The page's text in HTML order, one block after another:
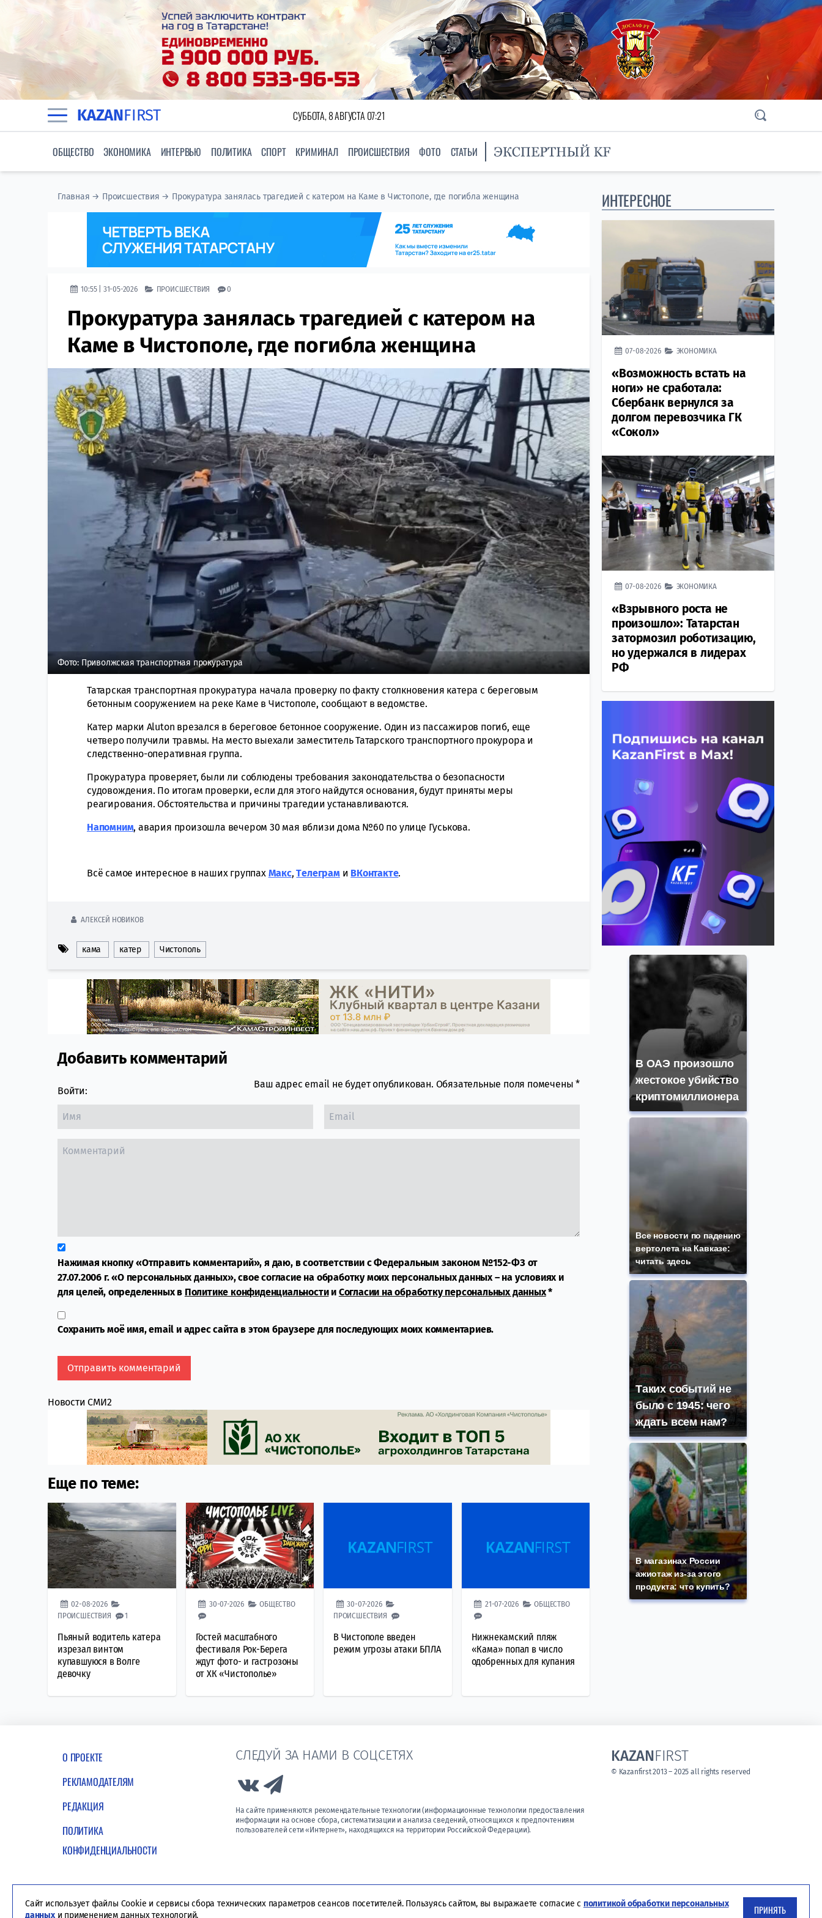
KAZANFIRST СУББОТА, 8 АВГУСТА 07:21
ОБЩЕСТВО ЭКОНОМИКА ИНТЕРВЬЮ ПОЛИТИКА СПОРТ КРИМИНАЛ ПРОИСШЕСТВИЯ ФОТО СТАТЬИ
Главная → Происшествия → Прокуратура занялась трагедией с катером на Каме в Чистополе, где погибла женщина
10:55 | 31-05-2026 ПРОИСШЕСТВИЯ 0
Прокуратура занялась трагедией с катером на
Каме в Чистополе, где погибла женщина
Фото: Приволжская транспортная прокуратура
Татарская транспортная прокуратура начала проверку по факту столкновения катера с береговым
бетонным сооружением на реке Каме в Чистополе, сообщают в ведомстве.
Катер марки Aluton врезался в береговое бетонное сооружение. Один из пассажиров погиб, еще
четверо получили травмы. На место выехали заместитель Татарского транспортного прокурора и
следственно-оперативная группа.
Прокуратура проверяет, были ли соблюдены требования законодательства о безопасности
судовождения. По итогам проверки, если для этого найдутся основания, будут приняты меры
реагирования. Обстоятельства и причины трагедии устанавливаются.
Напомним, авария произошла вечером 30 мая вблизи дома №60 по улице Гуськова.
Всё самое интересное в наших группах Макс,Tелеграми ВКонтакте.
АЛЕКСЕЙ НОВИКОВ
кама катер Чистополь
Comment section
Добавить комментарий
Войти:
Ваш адрес email не будет опубликован. Обязательные поля помечены*
Нажимая кнопку «Отправить комментарий», я даю, в соответствии с Федеральным законом №152-ФЗ от
27.07.2006 г. «О персональных данных», свое согласие на обработку моих персональных данных – на условиях и
для целей, определенных в Политике конфиденциальностии Согласии на обработку персональных данных*
Сохранить моё имя, email и адрес сайта в этом браузере для последующих моих комментариев.
Новости СМИ2
Еще по теме:
02-08-2026
ПРОИСШЕСТВИЯ
1
Пьяный водитель катера
изрезал винтом
купавшуюся в Волге
девочку
30-07-2026 ОБЩЕСТВО
Гостей масштабного
фестиваля Рок-Берега
ждут фото- и гастрозоны
от ХК «Чистополье»
30-07-2026
ПРОИСШЕСТВИЯ
В Чистополе введен
режим угрозы атаки БПЛА
21-07-2026 ОБЩЕСТВО
Нижнекамский пляж
«Кама» попал в число
одобренных для купания
ИНТЕРЕСНОЕ
07-08-2026 ЭКОНОМИКА
«Возможность встать на
ноги» не сработала:
Сбербанк вернулся за
долгом перевозчика ГК
«Сокол»
07-08-2026 ЭКОНОМИКА
«Взрывного роста не
произошло»: Татарстан
затормозил роботизацию,
но удержался в лидерах
РФ
В ОАЭ произошло
жестокое убийство
криптомиллионера
Все новости по падению
вертолета на Кавказе:
читать здесь
Таких событий не
было с 1945: чего
ждать всем нам?
В магазинах России
ажиотаж из-за этого
продукта: что купить?
О ПРОЕКТЕ
РЕКЛАМОДАТЕЛЯМ
РЕДАКЦИЯ
ПОЛИТИКА
КОНФИДЕНЦИАЛЬНОСТИ
СЛЕДУЙ ЗА НАМИ В СОЦСЕТЯХ
Link to Vk
На сайте применяются рекомендательные технологии (информационные технологии предоставления
информации на основе сбора, систематизации и анализа сведений, относящихся к предпочтениям
пользователей сети «Интернет», находящихся на территории Российской Федерации).
KAZANFIRST
© Kazanfirst 2013 – 2025 all rights reserved
Сайт использует файлы Cookie и сервисы сбора технических параметров сеансов посетителей. Пользуясь сайтом, вы выражаете согласие с политикой обработки персональных
данныхи применением данных технологий. ПРИНЯТЬ